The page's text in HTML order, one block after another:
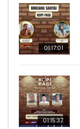
01:17:01
01:15:37